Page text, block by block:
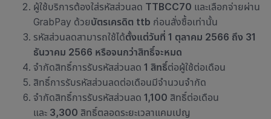
ผู้ใช้บริการต้องใส่รหัสส่วนลด TTBCC70 และเลือกจ่ายผ่าน
GrabPay ด้วยบัตรเครดิต ttb ก่อนสั่งซื้อเท่านั้น
รหัสส่วนลดสามารถใช้ได้ตั้งแต่วันที่ 1 ตุลาคม 2566 ถึง 31
ธันวาคม 2566 หรือจนกว่าสิทธิ์จะหมด
จำกัดสิทธิ์การรับรหัสส่วนลด 1 สิทธิ์ต่อผู้ใช้ต่อเดือน
สิทธิ์การรับรหัสส่วนลดต่อเดือนมีจำนวนจำกัด
จำกัดสิทธิ์การรับรหัสส่วนลด 1,100 สิทธิ์ต่อเดือน
และ 3,300 สิทธิ์ตลอดระยะเวลาแคมเปญ